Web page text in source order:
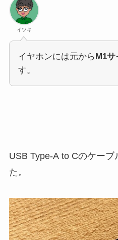
イツキ
イヤホンには元からM1サ
す。
USB Type-A to Cのケーブ
た。